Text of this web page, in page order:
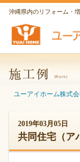
沖縄県内のリフォーム・
ユーアイホーム株式会
2019年03月05日
共同住宅（ア